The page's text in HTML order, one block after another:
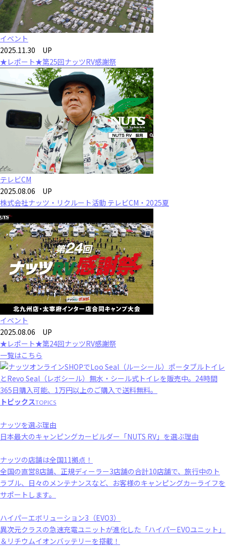
イベント
2025.11.30 UP
★レポート★第25回ナッツRV感謝祭
テレビCM
2025.08.06 UP
株式会社ナッツ・リクルート活動 テレビCM・2025夏
イベント
2025.08.06 UP
★レポート★第24回ナッツRV感謝祭
一覧はこちら
トピックスTOPICS
ナッツを選ぶ理由
日本最大のキャンピングカービルダー「NUTS RV」を選ぶ理由
ナッツの店舗は全国11拠点！
全国の直営8店舗、正規ディーラー3店舗の合計10店舗で、旅行中のト
ラブル、日々のメンテナンスなど、お客様のキャンピングカーライフを
サポートします。
ハイパーエボリューション3（EVO3）
異次元クラスの急速充電ユニットが進化した「ハイパーEVOユニット」
＆リチウムイオンバッテリーを搭載！